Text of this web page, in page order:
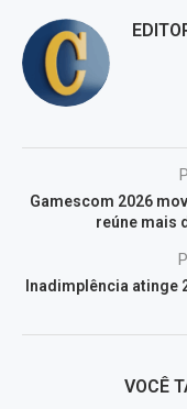
Gamescom 2026
reúne mais
Inadimplência atinge
VOCÊ